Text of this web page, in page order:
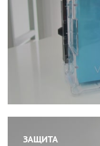
ЗАЩИТА